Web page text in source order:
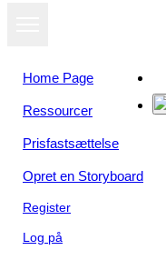
Home Page
Ressourcer
Prisfastsættelse
Opret en Storyboard
Register
Log på